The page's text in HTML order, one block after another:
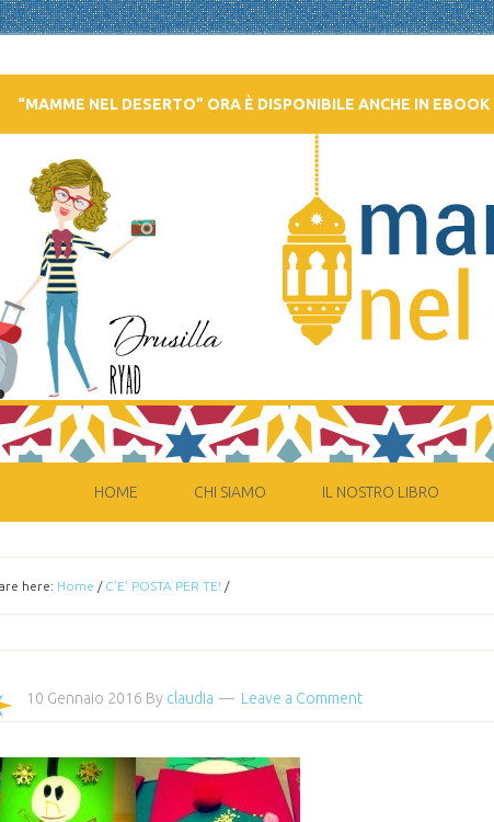
“MAMME NEL DESERTO” ORA È DISPONIBILE ANCHE IN EBOOK
HOME CHI SIAMO IL NOSTRO LIBRO
here: Home / C'E' POSTA PER TE! /
10 Gennaio 2016 By claudia Leave a Comment